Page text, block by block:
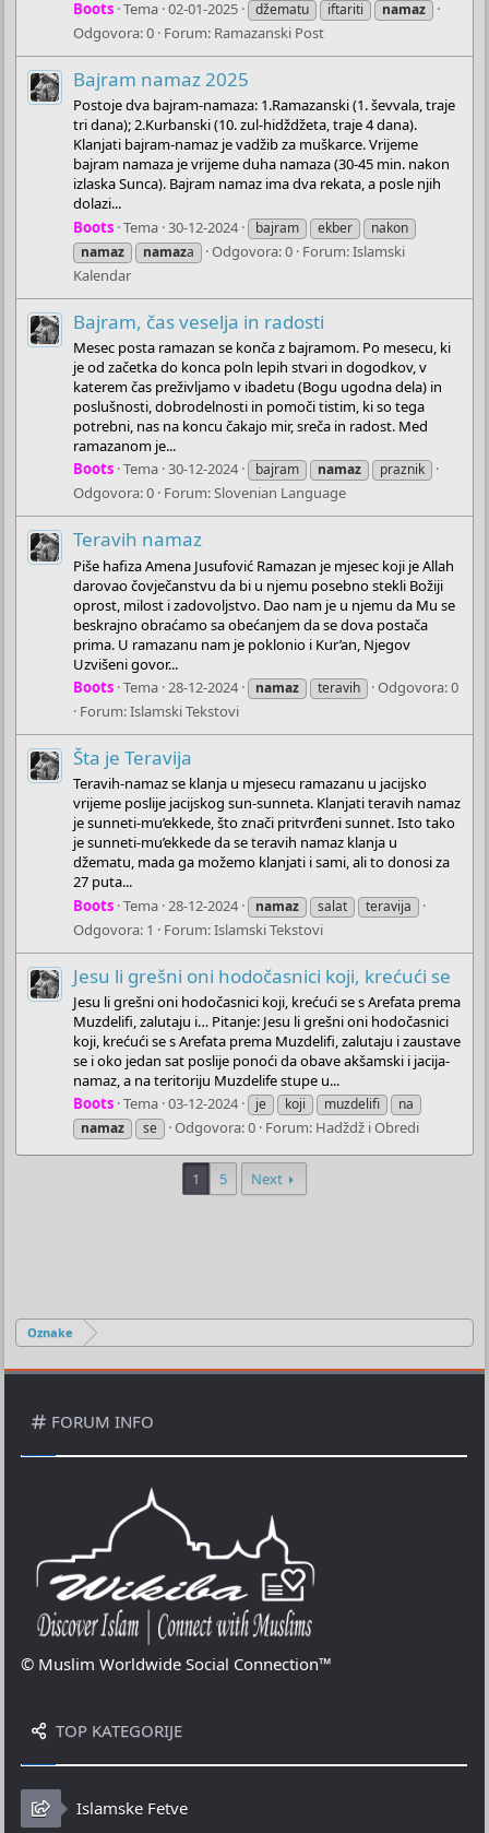
Boots Tema 02-01-2025 džematu iftariti namaz
Odgovora: 0 Forum: Ramazanski Post
Bajram namaz 2025
Postoje dva bajram-namaza: 1.Ramazanski (1. ševvala, traje
tri dana); 2.Kurbanski (10. zul-hidždžeta, traje 4 dana).
Klanjati bajram-namaz je vadžib za muškarce. Vrijeme
bajram namaza je vrijeme duha namaza (30-45 min. nakon
izlaska Sunca). Bajram namaz ima dva rekata, a posle njih
dolazi...
Boots Tema 30-12-2024 bajram ekber
nakon
namaz
namaza Odgovora: 0 Forum:Islamski
Kalendar
Bajram, čas veselja in radosti
Mesec posta ramazan se konča z bajramom. Po mesecu, ki
je od začetka do konca poln lepih stvari in dogodkov, v
katerem čas preživljamo v ibadetu (Bogu ugodna dela) in
poslušnosti, dobrodelnosti in pomoči tistim, ki so tega
potrebni, nas na koncu čakajo mir, sreča in radost. Med
ramazanom je...
Boots Tema 30-12-2024 bajram namaz praznik
Odgovora: 0 Forum:Slovenian Language
Teravih namaz
Piše hafiza Amena Jusufović Ramazan je mjesec koji je Allah
darovao čovječanstvu da bi u njemu posebno stekli Božiji
oprost, milost i zadovoljstvo. Dao nam je u njemu da Mu se
beskrajno obraćamo sa obećanjem da se dova postača
prima. U ramazanu nam je poklonio i Kur’an, Njegov
Uzvišeni govor...
Boots Tema 28-12-2024 namaz teravih
Odgovora: 0
Forum:Islamski Tekstovi
Šta je Teravija
Teravih-namaz se klanja u mjesecu ramazanu u jacijsko
vrijeme poslije jacijskog sun-sunneta. Klanjati teravih namaz
je sunneti-mu’ekkede, što znači pritvrđeni sunnet. Isto tako
je sunneti-mu’ekkede da se teravih namaz klanja u
džematu, mada ga možemo klanjati i sami, ali to donosi za
27 puta...
Boots Tema 28-12-2024 namaz salat teravija
Odgovora: 1 Forum:Islamski Tekstovi
Jesu li grešni oni hodočasnici koji, krećući se
Jesu li grešni oni hodočasnici koji, krećući se s Arefata prema
Muzdelifi, zalutaju i… Pitanje: Jesu li grešni oni hodočasnici
koji, krećući se s Arefata prema Muzdelifi, zalutaju i zaustave
se i oko jedan sat poslije ponoći da obave akšamski i jacija-
namaz, a na teritoriju Muzdelife stupe u...
Boots Tema 03-12-2024 je koji muzdelifi
na
namaz
se Odgovora: 0 Forum: Hadždž i Obredi
1 5 Next
Oznake
FORUM INFO
© Muslim Worldwide Social Connection™
TOP KATEGORIJE
Islamske Fetve